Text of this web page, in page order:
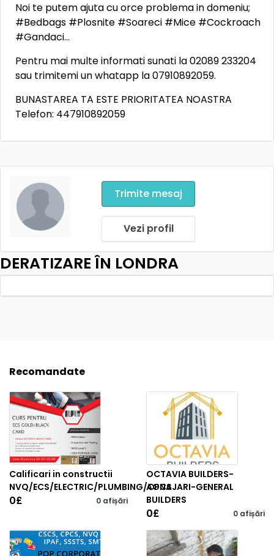
Noi te putem ajuta cu orce problema in domeniu;
#Bedbags #Plosnite #Soareci #Mice #Cockroach
#Gandaci…
Pentru mai multe informati sunati la 02089 233204
sau trimitemi un whatapp la 07910892059.
BUNASTAREA TA ESTE PRIORITATEA NOASTRA
Telefon: 447910892059
Trimite mesaj
Vezi profil
DERATIZARE ÎN LONDRA
Recomandate
Calificari in constructii
NVQ/ECS/ELECTRIC/PLUMBING/CPCS
0£ 0 afișări
OCTAVIA BUILDERS-
AGNAJARI-GENERAL
BUILDERS
0£ 0 afișări